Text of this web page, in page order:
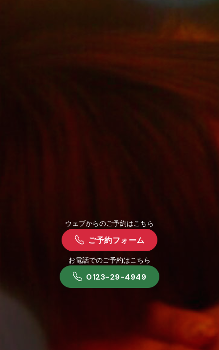
ウェブからのご予約はこちら
ご予約フォーム
お電話でのご予約はこちら
0123-29-4949